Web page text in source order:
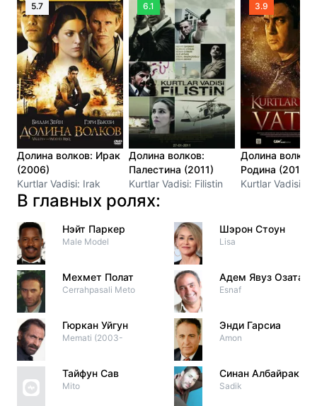
5.7
Долина волков: Ирак
(2006)
Kurtlar Vadisi: Irak
6.1
Долина волков:
Палестина (2011)
Kurtlar Vadisi: Filistin
3.9
Долина волков:
Родина (2017)
Kurtlar Vadisi:
В главных ролях:
Нэйт Паркер
Male Model
Мехмет Полат
Cerrahpasali Meto
Гюркан Уйгун
Memati (2003-
Тайфун Сав
Mito
Шэрон Стоун
Lisa
Адем Явуз Озата
Esnaf
Энди Гарсиа
Amon
Синан Албайрак
Sadik